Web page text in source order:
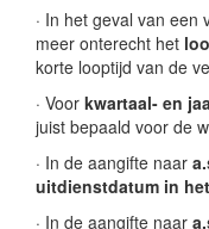
· In het geval van
meer onterecht het
korte looptijd van de
· Voor kwartaal- en
juist bepaald voor de
· In de aangifte naar
uitdienstdatum in
· In de aangifte naar